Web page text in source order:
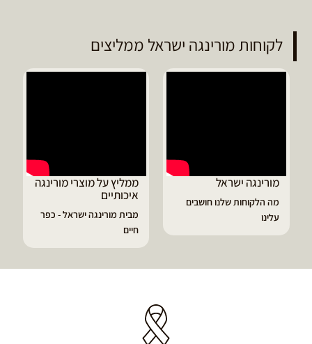
לקוחות מורינגה ישראל ממליצים
ממליץ על מוצרי מורינגה
איכותיים
דיוויד ממליץ על טבליות
מורינגה
הפסקתי לסבול מהתקפי